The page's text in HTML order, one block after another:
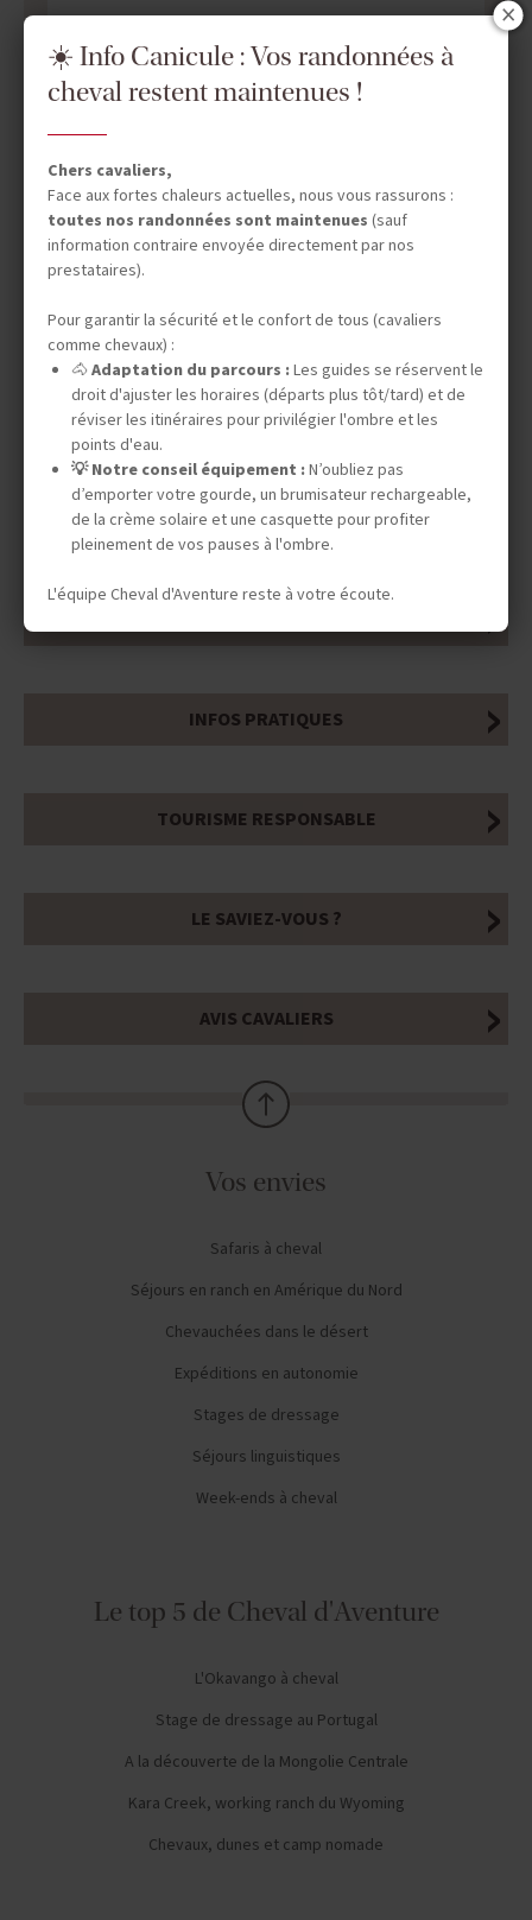
DATES & PRIX
INFOS PRATIQUES
TOURISME RESPONSABLE
LE SAVIEZ-VOUS ?
AVIS CAVALIERS
Vos envies
Safaris à cheval
Séjours en ranch en Amérique du Nord
Chevauchées dans le désert
Expéditions en autonomie
Stages de dressage
Séjours linguistiques
Week-ends à cheval
Le top 5 de Cheval d'Aventure
L'Okavango à cheval
Stage de dressage au Portugal
A la découverte de la Mongolie Centrale
Kara Creek, working ranch du Wyoming
Chevaux, dunes et camp nomade
☀️ Info Canicule : Vos randonnées à
cheval restent maintenues !
Chers cavaliers,
Face aux fortes chaleurs actuelles, nous vous rassurons :
toutes nos randonnées sont maintenues (sauf
information contraire envoyée directement par nos
prestataires).
Pour garantir la sécurité et le confort de tous (cavaliers
comme chevaux) :
🐴 Adaptation du parcours :Les guides se réservent le
droit d'ajuster les horaires (départs plus tôt/tard) et de
réviser les itinéraires pour privilégier l'ombre et les
points d'eau.
💡 Notre conseil équipement :N’oubliez pas
d’emporter votre gourde, un brumisateur rechargeable,
de la crème solaire et une casquette pour profiter
pleinement de vos pauses à l'ombre.
L'équipe Cheval d'Aventure reste à votre écoute.